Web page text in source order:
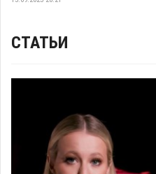
СТАТЬИ